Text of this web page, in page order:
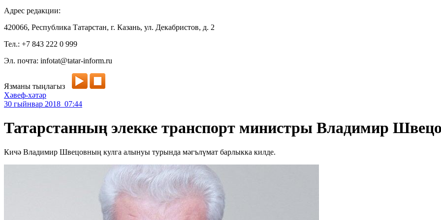
Адрес редакции:
420066, Республика Татарстан, г. Казань, ул. Декабристов, д. 2
Тел.: +7 843 222 0 999
Эл. почта: infotat@tatar-inform.ru
Язманы тыңлагыз
Хәвеф-хәтәр
30 гыйнвар 2018 07:44
Татарстанның элекке транспорт министры Владимир
Кичә Владимир Швецовның кулга алынуы турында мәгълүмат барлыкка килде.